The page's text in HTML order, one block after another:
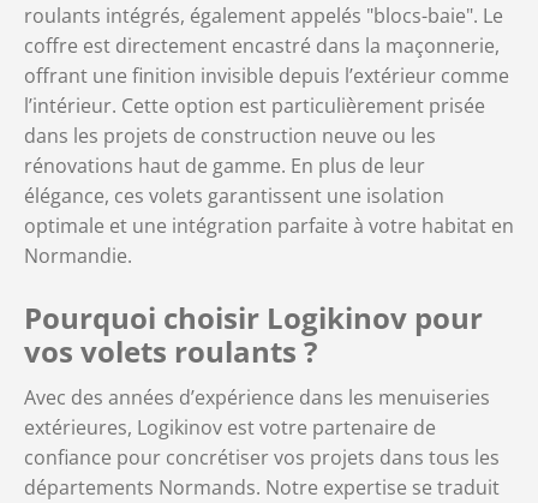
roulants intégrés, également appelés "blocs-baie". Le
coffre est directement encastré dans la maçonnerie,
offrant une finition invisible depuis l’extérieur comme
l’intérieur. Cette option est particulièrement prisée
dans les projets de construction neuve ou les
rénovations haut de gamme. En plus de leur
élégance, ces volets garantissent une isolation
optimale et une intégration parfaite à votre habitat en
Normandie.
Pourquoi choisir Logikinov pour
vos volets roulants ?
Avec des années d’expérience dans les menuiseries
extérieures, Logikinov est votre partenaire de
confiance pour concrétiser vos projets dans tous les
départements Normands. Notre expertise se traduit